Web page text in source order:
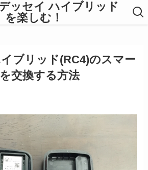
ッセイ ハイブリッド
を楽しむ！
ブリッド(RC4)のスマー
交換する方法